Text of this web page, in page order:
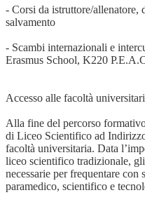
- Corsi da istruttore/allenatore,
salvamento
- Scambi internazionali e
Erasmus School, K220
Accesso alle facoltà
Alla fine del percorso
di Liceo Scientifico ad
facoltà universitaria. Data
liceo scientifico tradizionale,
necessarie per frequentare
paramedico, scientifico e